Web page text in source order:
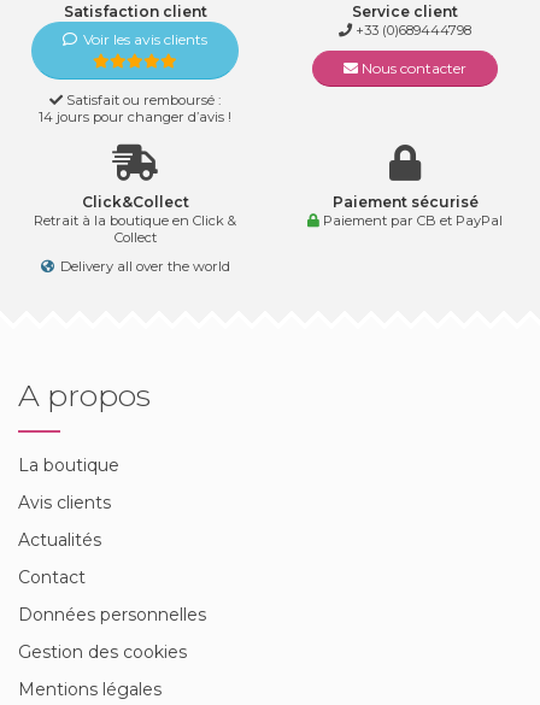
Satisfaction client
Voir les avis clients
Satisfait ou remboursé :
14 jours pour changer d’avis !
Service client
+33 (0)689444798
Nous contacter
Click&Collect
Retrait à la boutique en Click &
Collect
Delivery all over the world
Paiement sécurisé
Paiement par CB et PayPal
A propos
La boutique
Avis clients
Actualités
Contact
Données personnelles
Gestion des cookies
Mentions légales